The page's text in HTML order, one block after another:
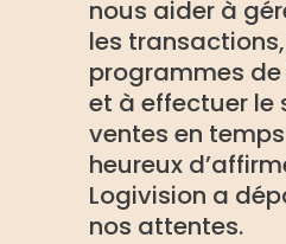
nous aider à
les
programmes
et à effectuer le
ventes en
heureux
Logivision a
nos attentes.